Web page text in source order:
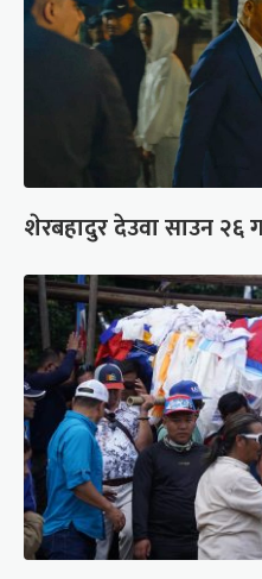
शेरबहादुर देउवा साउन २६